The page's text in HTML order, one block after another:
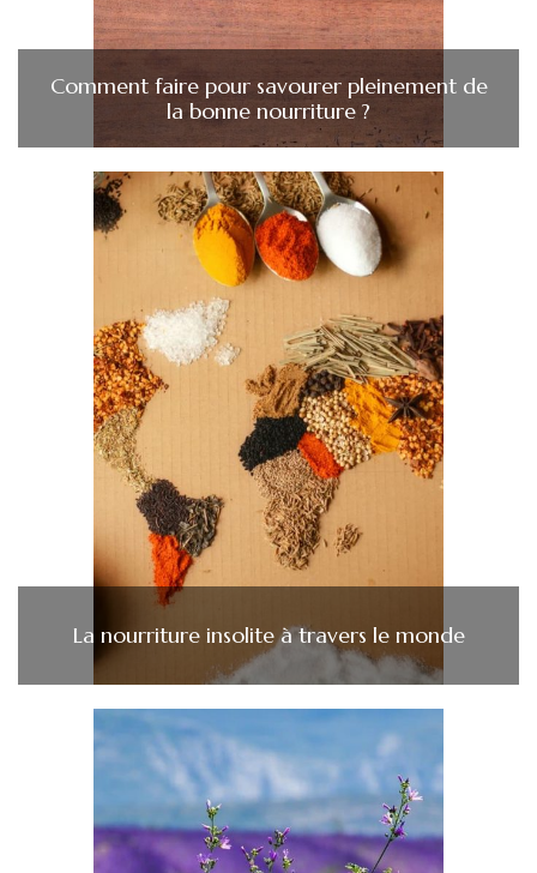
Comment faire pour savourer pleinement de
la bonne nourriture ?
La nourriture insolite à travers le monde